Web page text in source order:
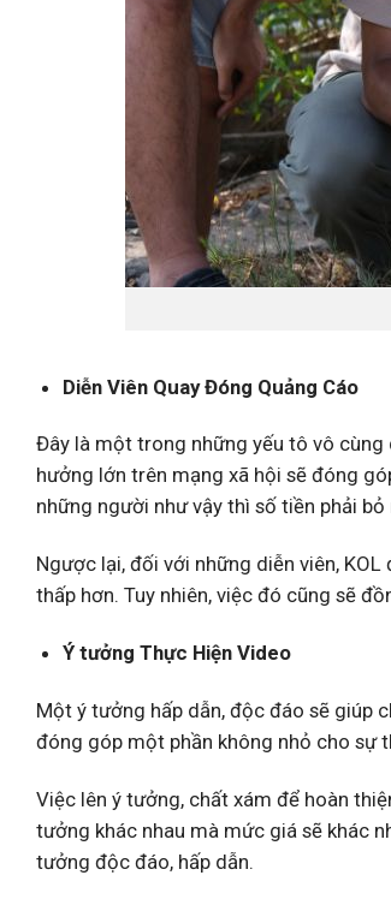
Diễn Viên Quay Đóng Quảng Cáo
Đây là một trong những yếu tô vô cùng
hưởng lớn trên mạng xã hội sẽ đóng
những người như vậy thì số tiền phải bỏ
Ngược lại, đối với những diễn viên,
thấp hơn. Tuy nhiên, việc đó cũng sẽ
Ý tưởng Thực Hiện Video
Một ý tưởng hấp dẫn, độc đáo sẽ giúp
đóng góp một phần không nhỏ cho sự
Việc lên ý tưởng, chất xám để hoàn
tưởng khác nhau mà mức giá sẽ khác
tưởng độc đáo, hấp dẫn.